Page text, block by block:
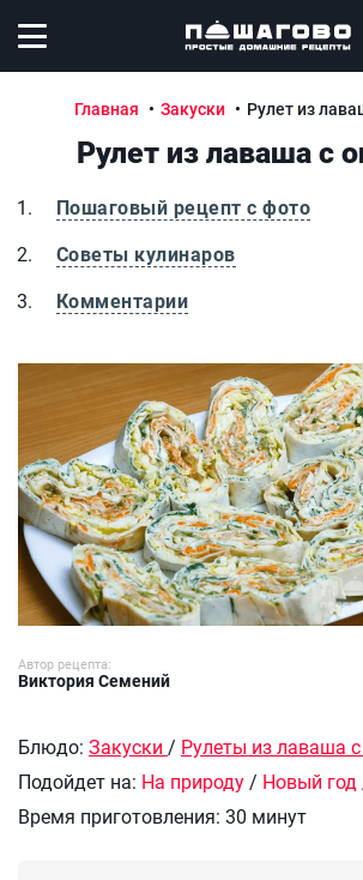
Открыть меню
Главная Закуски Рулет из
Рулет из лаваша с
Пошаговый рецепт с фото
Советы кулинаров
Комментарии
Рулет из лаваша с огурцом
Автор рецепта:
Виктория Семений
Блюдо: Закуски / Рулеты из лаваша
Подойдет на: На природу / Новый год
Время приготовления: 30 минут